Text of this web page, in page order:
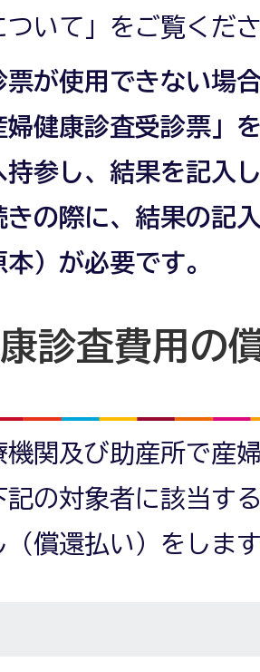
ついて」をご覧くだ
が使用できない場
婦健康診査受診票」
持参し、結果を記入
きの際に、結果の記
）が必要です。
診査費用の
機関及び助産所で産
記の対象者に該当す
（償還払い）をしま